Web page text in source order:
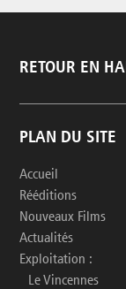
RETOUR EN
PLAN DU SITE
Accueil
Rééditions
Nouveaux Films
Actualités
Exploitation :
Le Vincennes